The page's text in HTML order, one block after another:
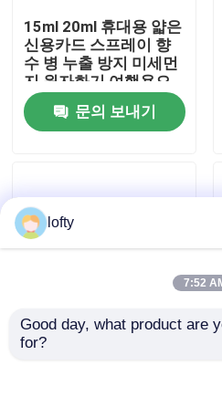
우리에 대하여
공장 여행
연락주세요
경우
15ml 20ml 휴대용 얇은
신용카드 스프레이 향
수 병 누출 방지 미세먼
지 원자화기 여행용으
로 편리하고 일상 사용
문의 보내기
10ml 누출 방지 휴대용
lofty
7:52
Good day, what product are
for?